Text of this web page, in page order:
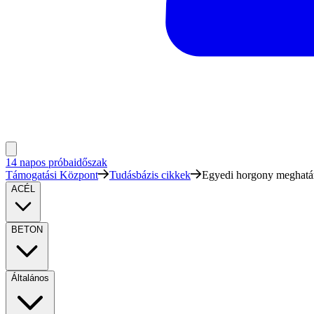
14 napos próbaidőszak
Támogatási Központ
Tudásbázis cikkek Egyedi horgony
ACÉL
BETON
Általános